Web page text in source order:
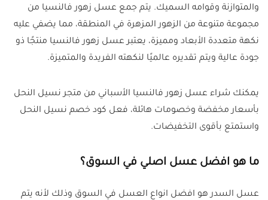
والمتوازنة وقوامه السميك. يتم جمع عسل زهور فالنسيا من
مجموعة متنوعة من الزهور المزهرة في المنطقة، مما يضفي عليه
نكهة متعددة الأبعاد ومميزة، يعتبر عسل زهور فالنسيا منتجًا ذو
جودة عالية ويتم تقديره عالميًا لنكهته الفريدة والمتميزة.
يمكنك شراء عسل زهور فالنسيا الأسباني من متجر نسيل النحل
بأسعار مخفضة وخصومات هائلة، فعل كود خصم نسيل النحل
واستمتع بأقوى التخفيضات.
ما هو افضل عسل اصلي في السوق؟
عسل السدر هو افضل انواع العسل في السوق وذلك لأنه يتم